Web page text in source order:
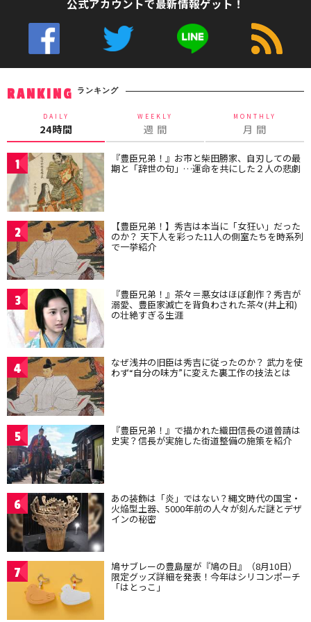
公式アカウントで最新情報ゲット！
RANKING ランキング
DAILY
24時間
WEEKLY
週 間
MONTHLY
月 間
1 『豊臣兄弟！』お市と柴田勝家、自刃しての最
期と「辞世の句」…運命を共にした２人の悲劇
2 【豊臣兄弟！】秀吉は本当に「女狂い」だった
のか？ 天下人を彩った11人の側室たちを時系列
で一挙紹介
3 『豊臣兄弟！』茶々＝悪女はほぼ創作？秀吉が
溺愛、豊臣家滅亡を背負わされた茶々(井上和)
の壮絶すぎる生涯
4 なぜ浅井の旧臣は秀吉に従ったのか？ 武力を使
わず“自分の味方”に変えた裏工作の技法とは
5 『豊臣兄弟！』で描かれた織田信長の道普請は
史実？信長が実施した街道整備の施策を紹介
6 あの装飾は「炎」ではない？縄文時代の国宝・
火焔型土器、5000年前の人々が刻んだ謎とデザ
インの秘密
7 鳩サブレーの豊島屋が『鳩の日』（8月10日）
限定グッズ詳細を発表！今年はシリコンポーチ
「はとっこ」